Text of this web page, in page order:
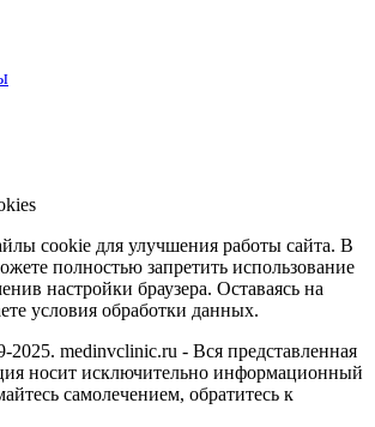
cookie для улучшения работы сайта. В
полностью запретить использование
настройки браузера. Оставаясь на
условия обработки данных.
medinvclinic.ru - Вся представленная
носит исключительно информационный
самолечением, обратитесь к